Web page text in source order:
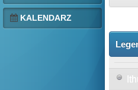
KALENDARZ